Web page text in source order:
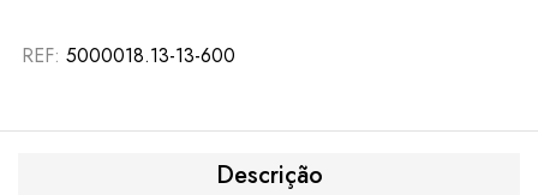
REF: 5000018.13-13-600
Descrição